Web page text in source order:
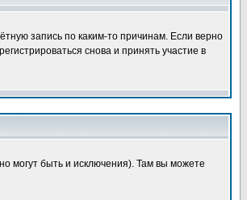
запись по каким-то причинам. Если верно
снова и принять участие в
могут быть и исключения). Там вы можете